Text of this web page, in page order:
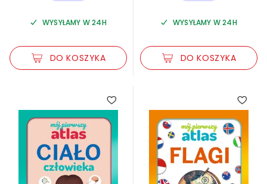
WYSYŁAMY W 24H
DO KOSZYKA
WYSYŁAMY W 24H
DO KOSZYKA